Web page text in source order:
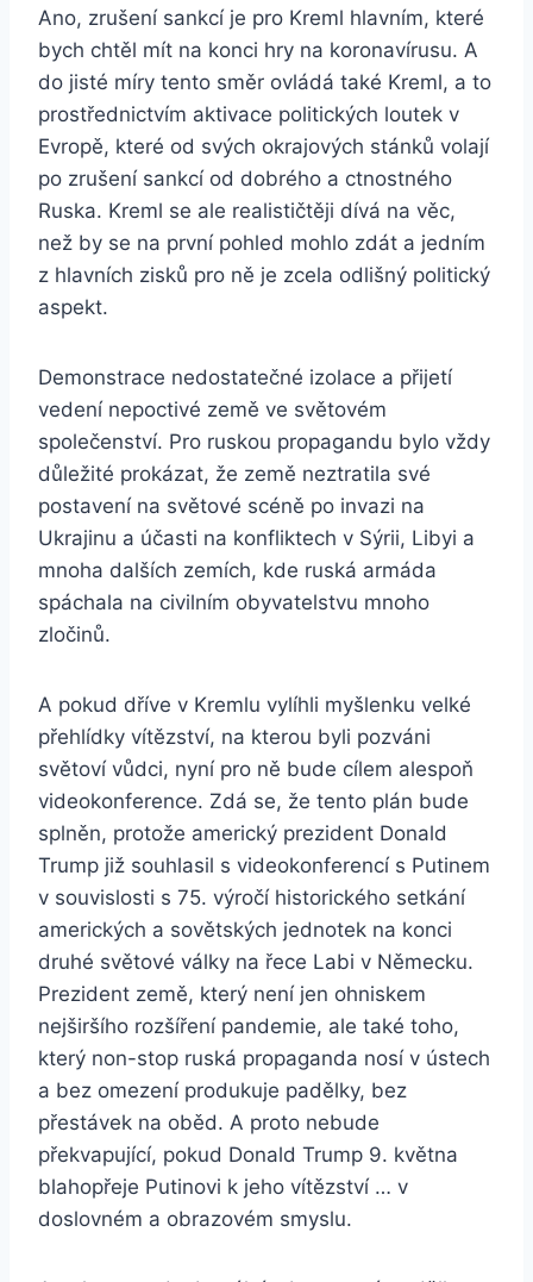
Ano, zrušení sankcí je pro Kreml hlavním, které
bych chtěl mít na konci hry na koronavírusu. A
do jisté míry tento směr ovládá také Kreml, a to
prostřednictvím aktivace politických loutek v
Evropě, které od svých okrajových stánků volají
po zrušení sankcí od dobrého a ctnostného
Ruska. Kreml se ale realističtěji dívá na věc,
než by se na první pohled mohlo zdát a jedním
z hlavních zisků pro ně je zcela odlišný politický
aspekt.
Demonstrace nedostatečné izolace a přijetí
vedení nepoctivé země ve světovém
společenství. Pro ruskou propagandu bylo vždy
důležité prokázat, že země neztratila své
postavení na světové scéně po invazi na
Ukrajinu a účasti na konfliktech v Sýrii, Libyi a
mnoha dalších zemích, kde ruská armáda
spáchala na civilním obyvatelstvu mnoho
zločinů.
A pokud dříve v Kremlu vylíhli myšlenku velké
přehlídky vítězství, na kterou byli pozváni
světoví vůdci, nyní pro ně bude cílem alespoň
videokonference. Zdá se, že tento plán bude
splněn, protože americký prezident Donald
Trump již souhlasil s videokonferencí s Putinem
v souvislosti s 75. výročí historického setkání
amerických a sovětských jednotek na konci
druhé světové války na řece Labi v Německu.
Prezident země, který není jen ohniskem
nejširšího rozšíření pandemie, ale také toho,
který non-stop ruská propaganda nosí v ústech
a bez omezení produkuje padělky, bez
přestávek na oběd. A proto nebude
překvapující, pokud Donald Trump 9. května
blahopřeje Putinovi k jeho vítězství … v
doslovném a obrazovém smyslu.